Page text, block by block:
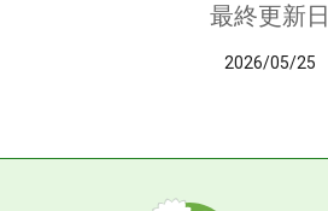
最終更新日
2026/05/25